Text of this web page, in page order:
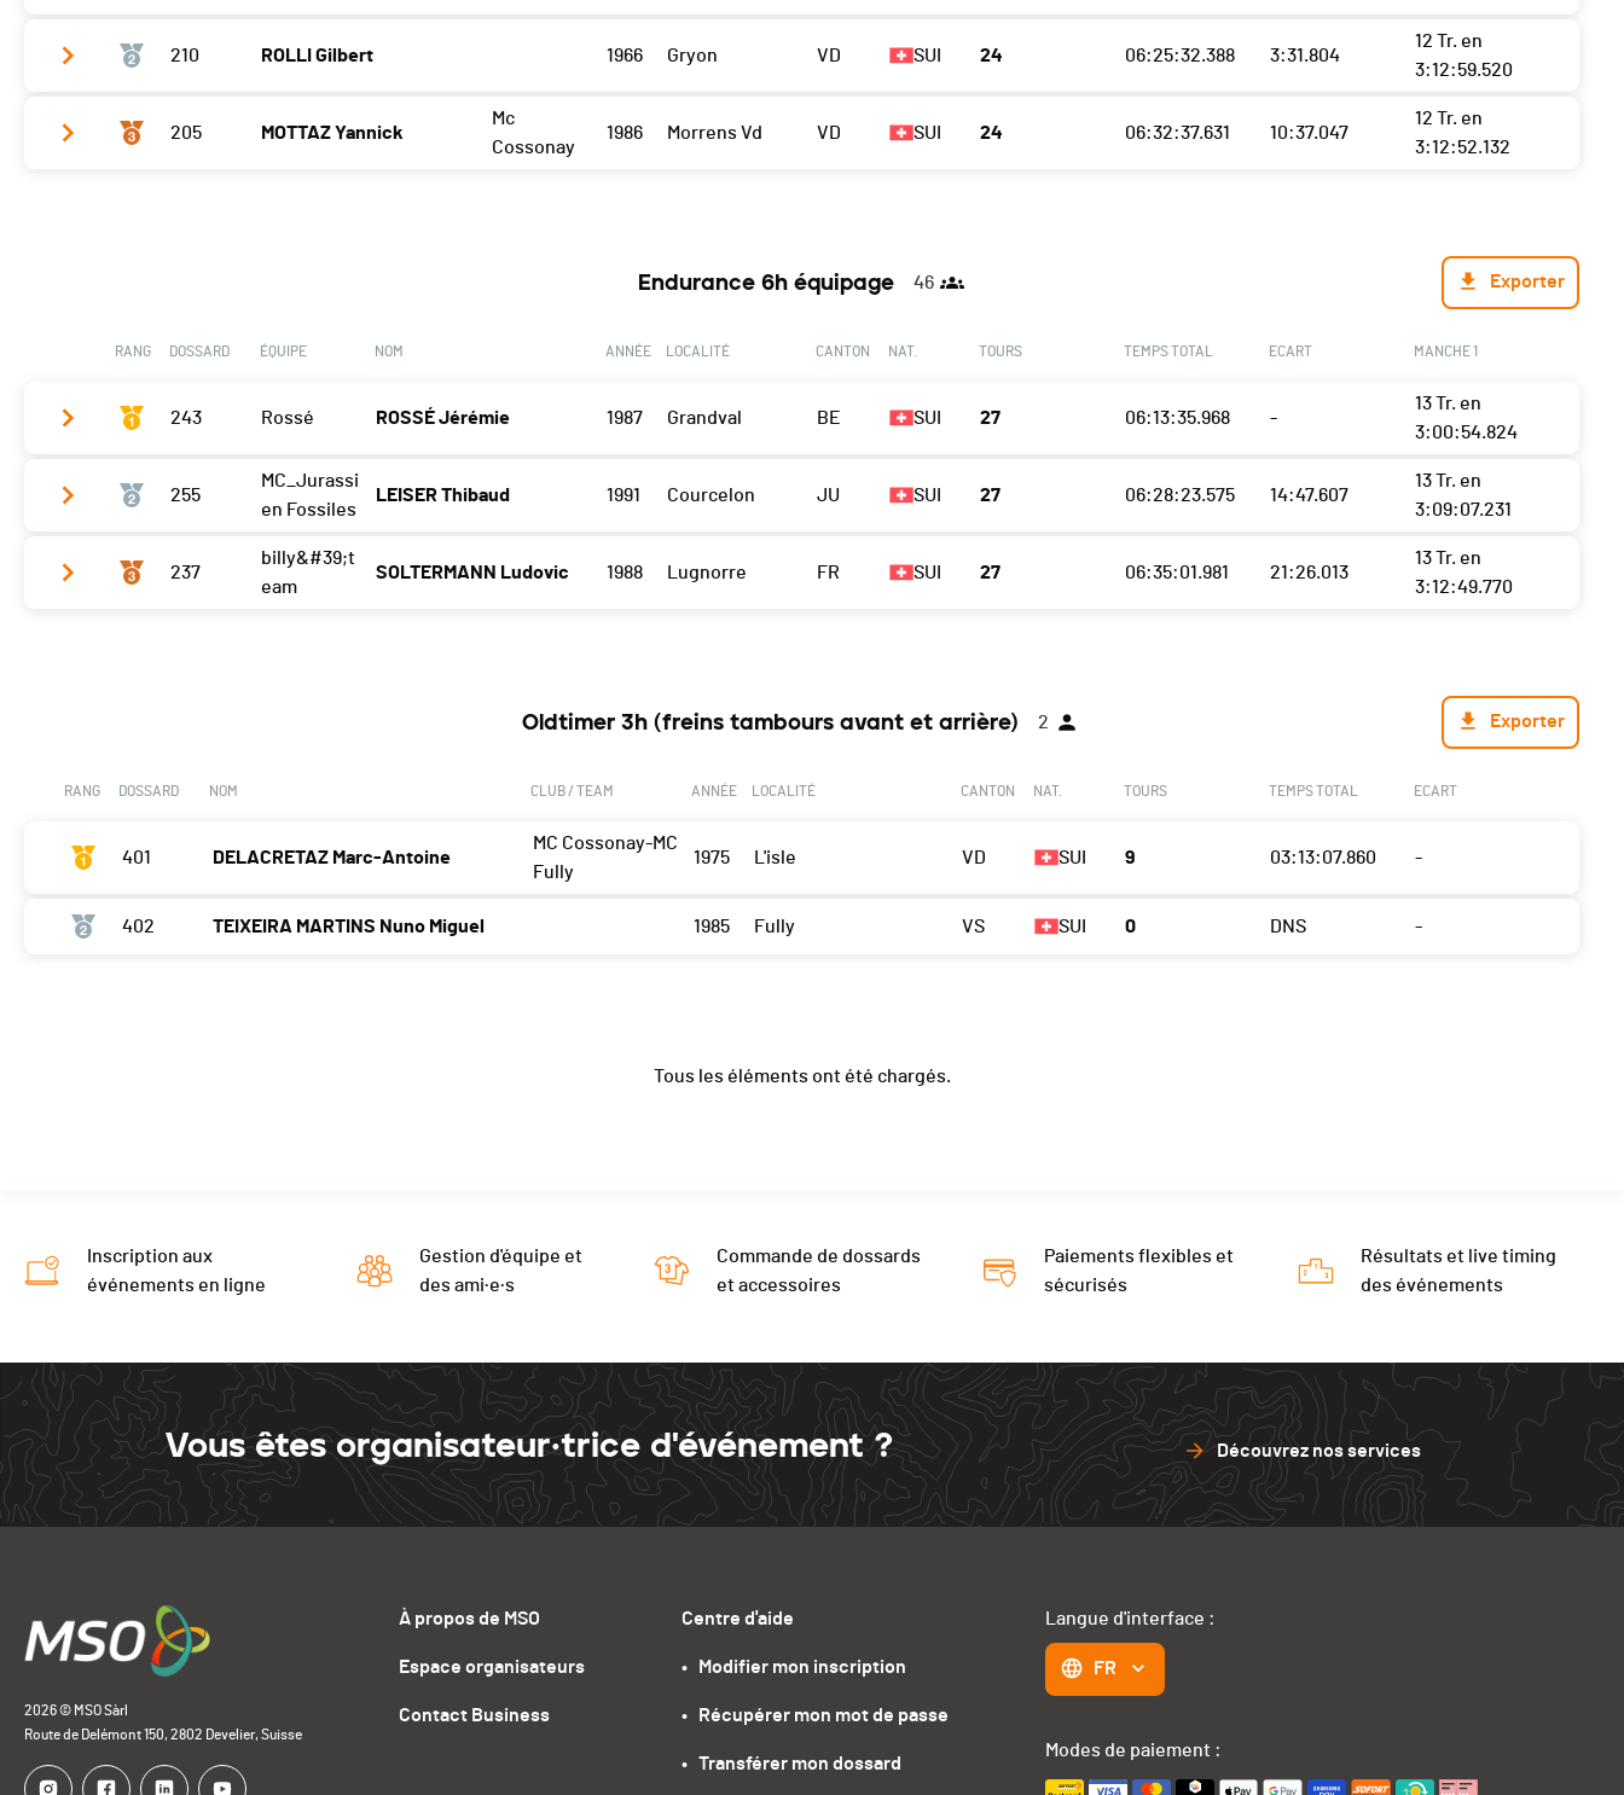
Manche 2 13 Tr. en 3:22:40.061
210 ROLLI Gilbert 1966 Gryon VD SUI 24 06:25:32.388 3:31.804
12 Tr. en
3:12:59.520
Manche 2 12 Tr. en 3:12:32.868
205 MOTTAZ Yannick
Mc
Cossonay
1986 Morrens Vd VD SUI 24 06:32:37.631 10:37.047
12 Tr. en
3:12:52.132
Endurance 6h équipage 46 Exporter
RANG DOSSARD ÉQUIPE NOM ANNÉE LOCALITÉ CANTON NAT. TOURS TEMPS TOTAL ECART MANCHE 1
243 Rossé ROSSÉ Jérémie 1987 Grandval BE SUI 27 06:13:35.968 -
13 Tr. en
3:00:54.824
Manche 2 14 Tr. en 3:12:41.144
255
MC_Jurassi
en Fossiles
LEISER Thibaud 1991 Courcelon JU SUI 27 06:28:23.575 14:47.607
13 Tr. en
3:09:07.231
Manche 2 14 Tr. en 3:19:16.344
237
billy&#39;t
eam
SOLTERMANN Ludovic 1988 Lugnorre FR SUI 27 06:35:01.981 21:26.013
13 Tr. en
3:12:49.770
Oldtimer 3h (freins tambours avant et arrière) 2 Exporter
RANG DOSSARD NOM CLUB / TEAM ANNÉE LOCALITÉ CANTON NAT. TOURS TEMPS TOTAL ECART
401 DELACRETAZ Marc-Antoine
MC Cossonay-MC
Fully
1975 L'isle VD SUI 9 03:13:07.860 -
402 TEIXEIRA MARTINS Nuno Miguel 1985 Fully VS SUI 0 DNS -
Tous les éléments ont été chargés.
Inscription aux
événements en ligne
Gestion d'équipe et
des ami·e·s
Commande de dossards
et accessoires
Paiements flexibles et
sécurisés
Résultats et live timing
des événements
Vous êtes organisateur·trice d'événement ? Découvrez nos services
2026 © MSO Sàrl
Route de Delémont 150, 2802 Develier, Suisse
À propos de MSO
Espace organisateurs
Contact Business
Centre d'aide
•   Modifier mon inscription
•   Récupérer mon mot de passe
•   Transférer mon dossard
Langue d'interface :
FR
Modes de paiement :